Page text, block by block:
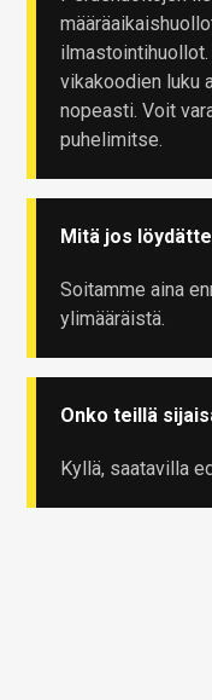
vikakoodien luku
nopeasti. Voit
puhelimitse.
Mitä jos
Soitamme aina
ylimääräistä.
Onko teillä
Kyllä, saatavilla